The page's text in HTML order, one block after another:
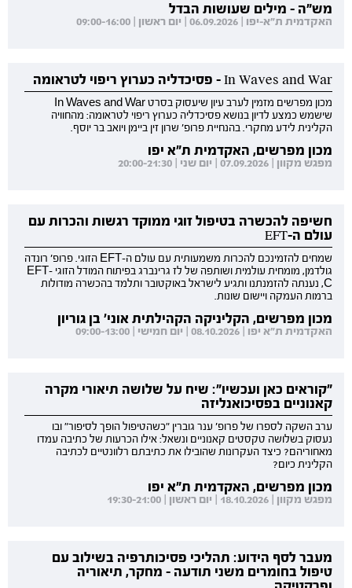
מש"ה - מילים שעושות הבדל
האקדמית ת"א-יפו | 06.09.2026 | יום ראשון | 09:00-16:00
In Waves and War - פסיכדליה כערוץ ריפוי לטראומה
מכון מפרשים מזמין לערב עיון שיעסוק בסרט In Waves and War
שישמש כמצע לדיון בנושא פסיכדליה כערוץ ריפוי לטראומה: מהחוויה
הקלינית לידע מחקרי. בהנחיית פרופ' שרון זין ביימן ויואב בר יוסף.
מכון מפרשים, האקדמית ת"א יפו
מפגש מקוון | 07.09.2026 | יום שני | 20:00-21:30
חשיפה להכשרה בטיפול זוגי ממוקד רגשות והכרות עם
עולם ה-EFT
שמחים להזמינכם להכרות משמעותית עם עולם ה-EFT הזוגי. פרופ' רונדה
גולדמן, מומחית עולמית ושותפה של לז גרינברג בפיתוח המודל הזוגי EFT-
C, נענתה להזמנתנו ותגיע לישראל באוקטובר ותלמד בהכשרה מודולות
ברמות העמקה ויישום שונות.
מכון מפרשים, הקליניקה הקהילתית אוני' בן גוריון
האקדמית ת"א יפו | 08.10.2026 | יום חמישי | 09:00-13:00
"קוראים כאן ועכשיו": שיח על שלושה תיאורי מקרה
קאנוניים בפסיכואנליזה
ערב השקה לספרו של פרופ' ענר גוברין "כשהטיפול הופך לסיפור" ובו
נעסוק בשלושה טקסטים קאנוניים ונשאל: אילו הכרעות של כתיבה עמדו
מאחוריהם? כיצד העקרונות שהובילו את כתיבתם רלוונטיים לכתיבה
הקלינית כיום?
מכון מפרשים, האקדמית ת"א יפו
מפגש מקוון | 18.10.2026 | יום ראשון | 19:30-21:00
מעבר לסף הידוע: תהליכי פסיכותרפיה בשילוב עם
טיפול בחומרים משני תודעה - מחקר, תיאוריה